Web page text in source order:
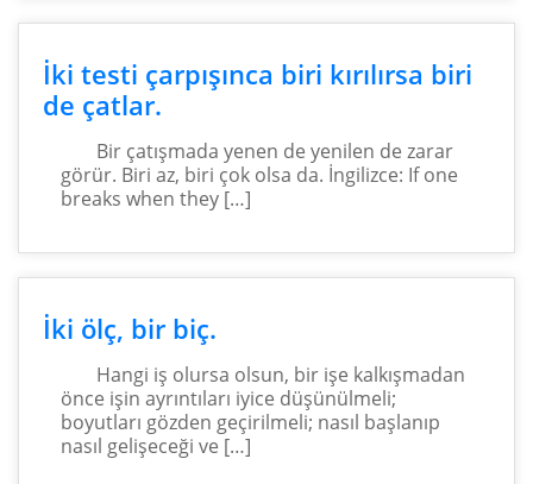
İki testi çarpışınca biri kırılırsa biri
de çatlar.
Bir çatışmada yenen de yenilen de zarar
görür. Biri az, biri çok olsa da. İngilizce: If one
breaks when they […]
İki ölç, bir biç.
Hangi iş olursa olsun, bir işe kalkışmadan
önce işin ayrıntıları iyice düşünülmeli;
boyutları gözden geçirilmeli; nasıl başlanıp
nasıl gelişeceği ve […]